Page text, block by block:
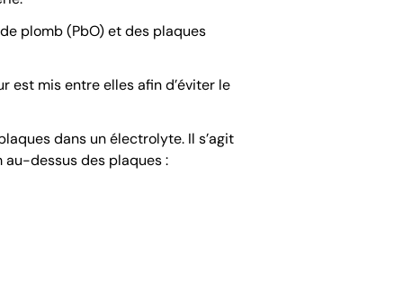
plomb (PbO) et des plaques
est mis entre elles afin d’éviter le
dans un électrolyte. Il s’agit
au-dessus des plaques :